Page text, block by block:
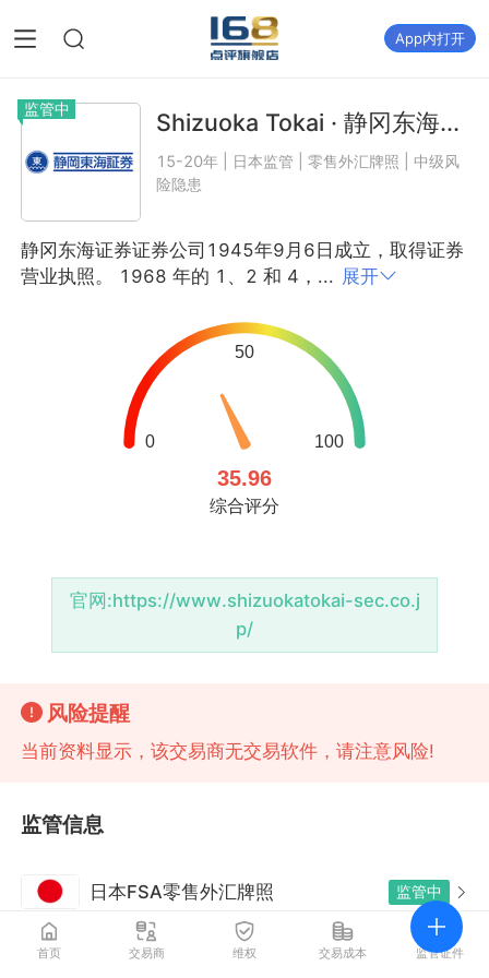
App内打开
监管中 Shizuoka Tokai · 静冈东海...
15-20年 | 日本监管 | 零售外汇牌照 | 中级风
险隐患
静冈东海证券证券公司1945年9月6日成立，取得证券
营业执照。 1968 年的 1、2 和 4，... 展开
官网:https://www.shizuokatokai-sec.co.j
p/
风险提醒
当前资料显示，该交易商无交易软件，请注意风险!
监管信息
日本FSA零售外汇牌照 监管中
首页 交易商 维权 交易成本 监管证件